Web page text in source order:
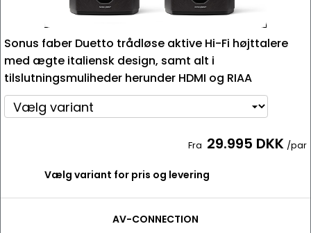
Sonus faber Duetto trådløse aktive Hi-Fi højttalere
med ægte italiensk design, samt alt i
tilslutningsmuliheder herunder HDMI og RIAA
Fra 29.995 DKK /par
Vælg variant for pris og levering
AV-CONNECTION